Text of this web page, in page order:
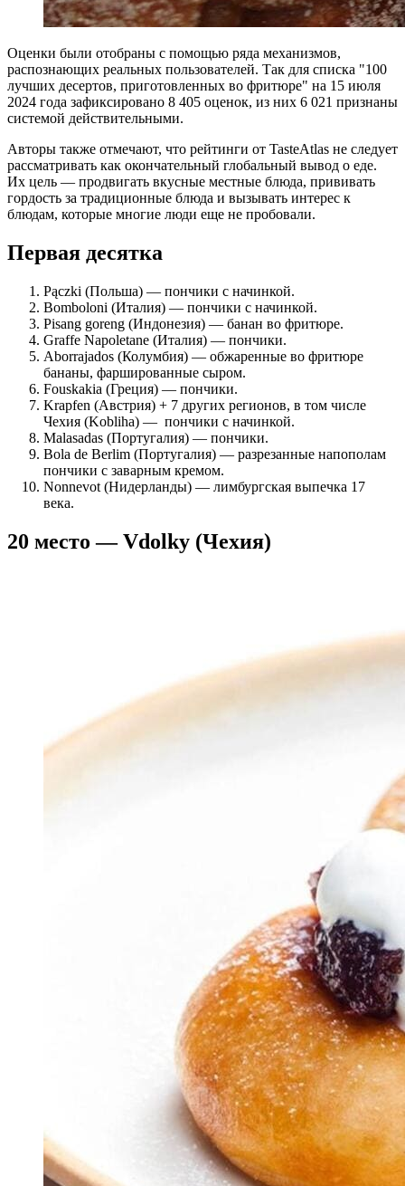
Оценки были отобраны с помощью ряда механизмов,
распознающих реальных пользователей. Так для списка "100
лучших десертов, приготовленных во фритюре" на 15 июля
2024 года зафиксировано 8 405 оценок, из них 6 021 признаны
системой действительными.
Авторы также отмечают, что рейтинги от TasteAtlas не следует
рассматривать как окончательный глобальный вывод о еде.
Их цель — продвигать вкусные местные блюда, прививать
гордость за традиционные блюда и вызывать интерес к
блюдам, которые многие люди еще не пробовали.
Первая десятка
Pączki (Польша) — пончики с начинкой.
Bomboloni (Италия) — пончики с начинкой.
Pisang goreng (Индонезия) — банан во фритюре.
Graffe Napoletane (Италия) — пончики.
Aborrajados (Колумбия) — обжаренные во фритюре
бананы, фаршированные сыром.
Fouskakia (Греция) — пончики.
Krapfen (Австрия) + 7 других регионов, в том числе
Чехия (Kobliha) — пончики с начинкой.
Malasadas (Португалия) — пончики.
Bola de Berlim (Португалия) — разрезанные напополам
пончики с заварным кремом.
Nonnevot (Нидерланды) — лимбургская выпечка 17
века.
20 место — Vdolky (Чехия)